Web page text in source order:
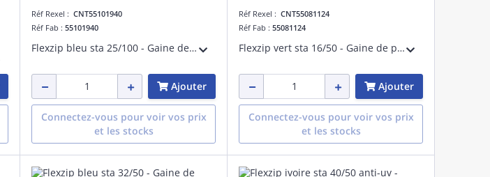
Réf Rexel : CNT55101940
Réf Fab : 55101940
Flexzip bleu sta 25/100 - Gaine de protection fendue - Pose en montage apparent à l'intérieur des bâtiments - Non propagateur de la flamme - Fabriqué en France
Ajouter
Connectez-vous pour voir vos prix
et les stocks
Réf Rexel : CNT55081124
Réf Fab : 55081124
Flexzip vert sta 16/50 - Gaine de protection fendue - Pose en montage apparent à l'intérieur des bâtiments - Non propagateur de la flamme - Fabriqué en France
Ajouter
Connectez-vous pour voir vos prix
et les stocks